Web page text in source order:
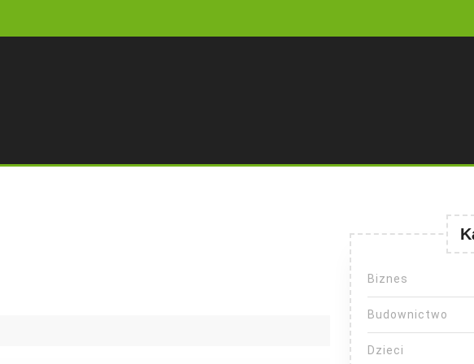
Biznes
Budownictwo
Dzieci